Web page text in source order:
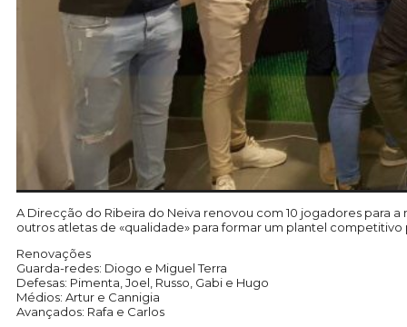
A Direcção do Ribeira do Neiva renovou com 10 jogadores para
outros atletas de «qualidade» para formar um plantel competitivo
Renovações
Guarda-redes: Diogo e Miguel Terra
Defesas: Pimenta, Joel, Russo, Gabi e Hugo
Médios: Artur e Cannigia
Avançados: Rafa e Carlos